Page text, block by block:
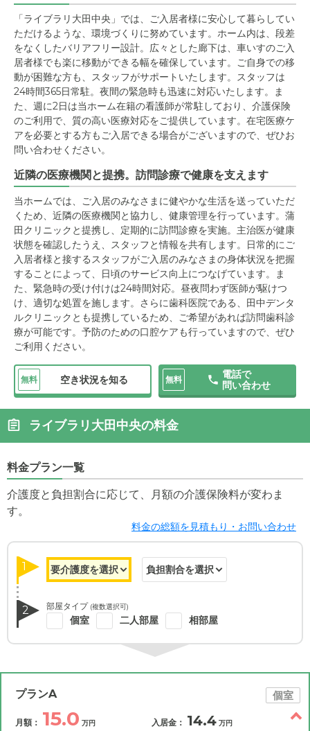
「ライブラリ大田中央」では、ご入居者様に安心して暮らしてい
ただけるような、環境づくりに努めています。ホーム内は、段差
をなくしたバリアフリー設計。広々とした廊下は、車いすのご入
居者様でも楽に移動ができる幅を確保しています。ご自身での移
動が困難な方も、スタッフがサポートいたします。スタッフは
24時間365日常駐。夜間の緊急時も迅速に対応いたします。ま
た、週に2日は当ホーム在籍の看護師が常駐しており、介護保険
のご利用で、質の高い医療対応をご提供しています。在宅医療ケ
アを必要とする方もご入居できる場合がございますので、ぜひお
問い合わせください。
近隣の医療機関と提携。訪問診療で健康を支えます
当ホームでは、ご入居のみなさまに健やかな生活を送っていただ
くため、近隣の医療機関と協力し、健康管理を行っています。蒲
田クリニックと提携し、定期的に訪問診療を実施。主治医が健康
状態を確認したうえ、スタッフと情報を共有します。日常的にご
入居者様と接するスタッフがご入居のみなさまの身体状況を把握
することによって、日頃のサービス向上につなげています。ま
た、緊急時の受け付けは24時間対応。昼夜問わず医師が駆けつ
け、適切な処置を施します。さらに歯科医院である、田中デンタ
ルクリニックとも提携しているため、ご希望があれば訪問歯科診
療が可能です。予防のための口腔ケアも行っていますので、ぜひ
ご利用ください。
無料 空き状況を知る 無料
電話で
問い合わせ
ライブラリ大田中央の料金
料金プラン一覧
介護度と負担割合に応じて、月額の介護保険料が変わま
す。
料金の総額を見積もり・お問い合わせ
1
2 部屋タイプ (複数選択可)
個室 二人部屋 相部屋
プランA 個室
月額： 15.0 万円 入居金： 14.4 万円